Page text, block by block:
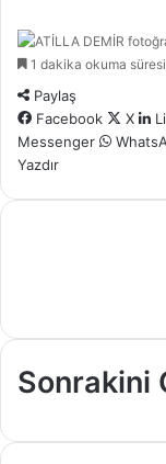
1 dakika okuma süresi
Paylaş
Facebook
X
Messenger
Yazdır
Sonrakini